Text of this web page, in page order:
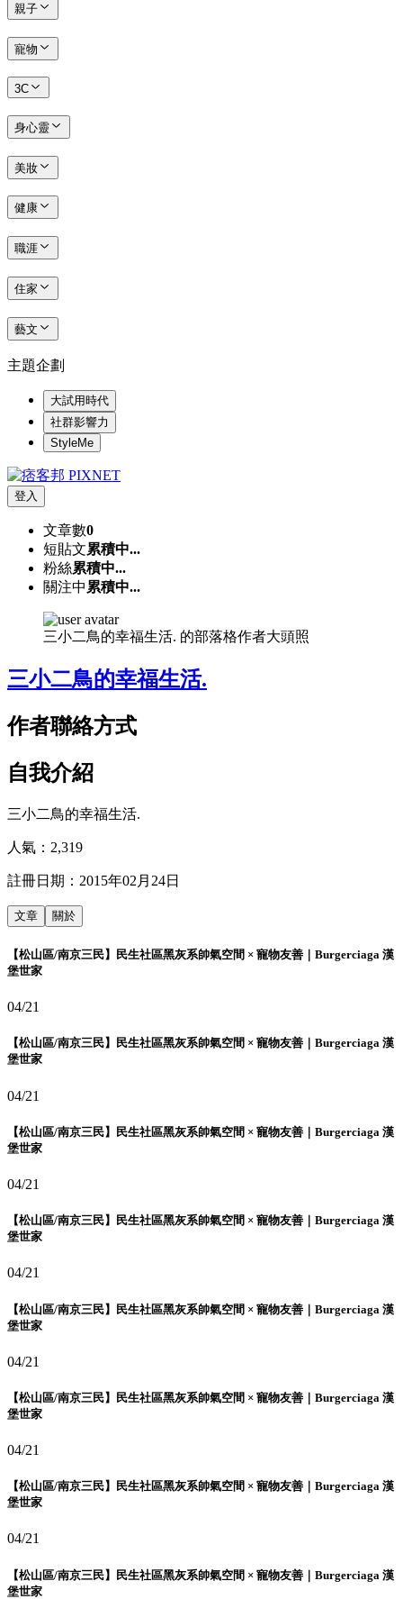
親子
寵物
3C
身心靈
美妝
健康
職涯
住家
藝文
主題企劃
大試用時代
社群影響力
StyleMe
登入
文章數0
短貼文累積中...
粉絲累積中...
關注中 累積中...
三小二鳥的幸福生活. 的部落格作者大頭照
三小二鳥的幸福生活.
作者聯絡方式
自我介紹
三小二鳥的幸福生活.
人氣： 2,319
註冊日期： 2015年02月24日
文章 關於
【松山區/南京三民】民生社區黑灰系帥氣空間 × 寵物友善｜Burgerciaga 漢
堡世家
04/21
【松山區/南京三民】民生社區黑灰系帥氣空間 × 寵物友善｜Burgerciaga 漢
堡世家
04/21
【松山區/南京三民】民生社區黑灰系帥氣空間 × 寵物友善｜Burgerciaga 漢
堡世家
04/21
【松山區/南京三民】民生社區黑灰系帥氣空間 × 寵物友善｜Burgerciaga 漢
堡世家
04/21
【松山區/南京三民】民生社區黑灰系帥氣空間 × 寵物友善｜Burgerciaga 漢
堡世家
04/21
【松山區/南京三民】民生社區黑灰系帥氣空間 × 寵物友善｜Burgerciaga 漢
堡世家
04/21
【松山區/南京三民】民生社區黑灰系帥氣空間 × 寵物友善｜Burgerciaga 漢
堡世家
04/21
【松山區/南京三民】民生社區黑灰系帥氣空間 × 寵物友善｜Burgerciaga 漢
堡世家